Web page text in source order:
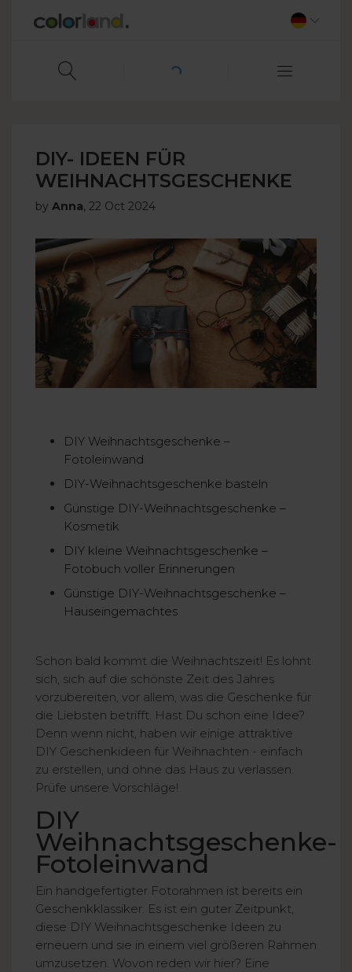
DIY- IDEEN FÜR
WEIHNACHTSGESCHENKE
by Anna, 22 Oct 2024
DIY Weihnachtsgeschenke –
Fotoleinwand
DIY-Weihnachtsgeschenke basteln
Günstige DIY-Weihnachtsgeschenke –
Kosmetik
DIY kleine Weihnachtsgeschenke –
Fotobuch voller Erinnerungen
Günstige DIY-Weihnachtsgeschenke –
Hauseingemachtes
Schon bald kommt die Weihnachtszeit! Es lohnt
sich, sich auf die schönste Zeit des Jahres
vorzubereiten, vor allem, was die Geschenke für
die Liebsten betrifft. Hast Du schon eine Idee?
Denn wenn nicht, haben wir einige attraktive
DIY Geschenkideen für Weihnachten - einfach
zu erstellen, und ohne das Haus zu verlassen.
Prüfe unsere Vorschläge!
DIY
Weihnachtsgeschenke-
Fotoleinwand
Ein handgefertigter Fotorahmen ist bereits ein
Geschenkklassiker. Es ist ein guter Zeitpunkt,
diese DIY Weihnachtsgeschenke Ideen zu
erneuern und sie in einem viel größeren Rahmen
umzusetzen. Wovon reden wir hier? Eine